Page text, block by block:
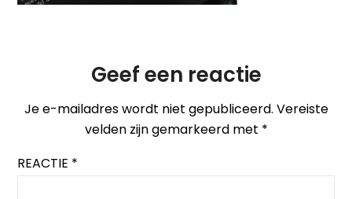
Geef een reactie
Je e-mailadres wordt niet gepubliceerd. Vereiste
velden zijn gemarkeerd met *
REACTIE *